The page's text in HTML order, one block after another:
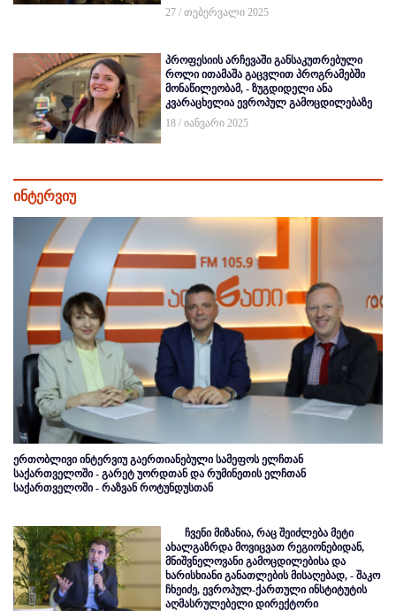
27 / თებერვალი 2025
პროფესიის არჩევაში განსაკუთრებული
როლი ითამაშა გაცვლით პროგრამებში
მონაწილეობამ, - ზუგდიდელი ანა
კვარაცხელია ევროპულ გამოცდილებაზე
18 / იანვარი 2025
ინტერვიუ
ერთობლივი ინტერვიუ გაერთიანებული სამეფოს ელჩთან
საქართველოში - გარეტ უორდთან და რუმინეთის ელჩთან
საქართველოში - რაზვან როტუნდუსთან
ჩვენი მიზანია, რაც შეიძლება მეტი
ახალგაზრდა მოვიცვათ რეგიონებიდან,
მნიშვნელოვანი გამოცდილებისა და
ხარისხიანი განათლების მისაღებად, - შაკო
ჩხეიძე, ევროპულ-ქართული ინსტიტუტის
აღმასრულებელი დირექტორი